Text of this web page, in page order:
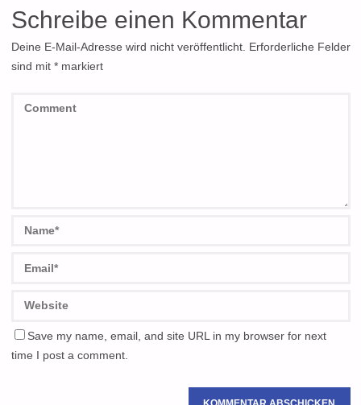
Schreibe einen Kommentar
Deine E-Mail-Adresse wird nicht veröffentlicht. Erforderliche Felder
sind mit *markiert
Save my name, email, and site URL in my browser for next
time I post a comment.